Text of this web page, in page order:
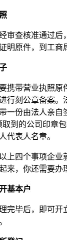
查核准通过后
明原件，到工商
带营业执照原
行刻公章备案。
一份由法人亲自
取到的公司印章
代表人名章。
四个事项企业
来，你还需要办
基本户
毕后，即可开